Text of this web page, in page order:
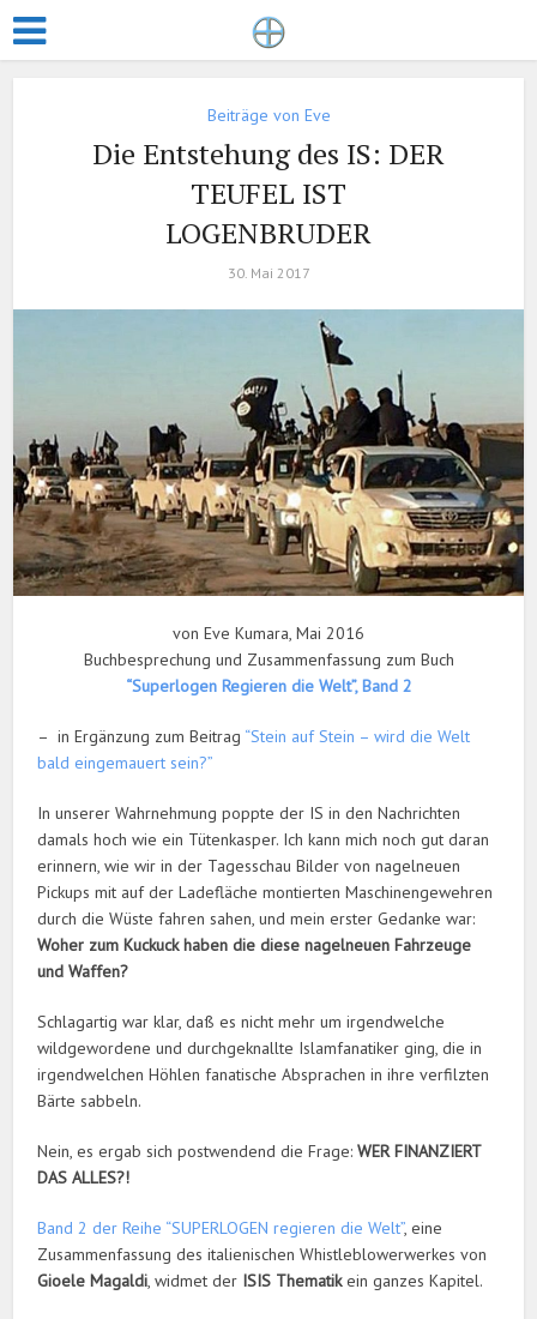
Beiträge von Eve
Die Entstehung des IS: DER
TEUFEL IST
LOGENBRUDER
30. Mai 2017
von Eve Kumara, Mai 2016
Buchbesprechung und Zusammenfassung zum Buch
“Superlogen Regieren die Welt”, Band 2
– in Ergänzung zum Beitrag “Stein auf Stein – wird die Welt
bald eingemauert sein?”
In unserer Wahrnehmung poppte der IS in den Nachrichten
damals hoch wie ein Tütenkasper. Ich kann mich noch gut daran
erinnern, wie wir in der Tagesschau Bilder von nagelneuen
Pickups mit auf der Ladefläche montierten Maschinengewehren
durch die Wüste fahren sahen, und mein erster Gedanke war:
Woher zum Kuckuck haben die diese nagelneuen Fahrzeuge
und Waffen?
Schlagartig war klar, daß es nicht mehr um irgendwelche
wildgewordene und durchgeknallte Islamfanatiker ging, die in
irgendwelchen Höhlen fanatische Absprachen in ihre verfilzten
Bärte sabbeln.
Nein, es ergab sich postwendend die Frage:WER FINANZIERT
DAS ALLES?!
Band 2 der Reihe “SUPERLOGEN regieren die Welt”, eine
Zusammenfassung des italienischen Whistleblowerwerkes von
Gioele Magaldi, widmet der ISIS Thematikein ganzes Kapitel.